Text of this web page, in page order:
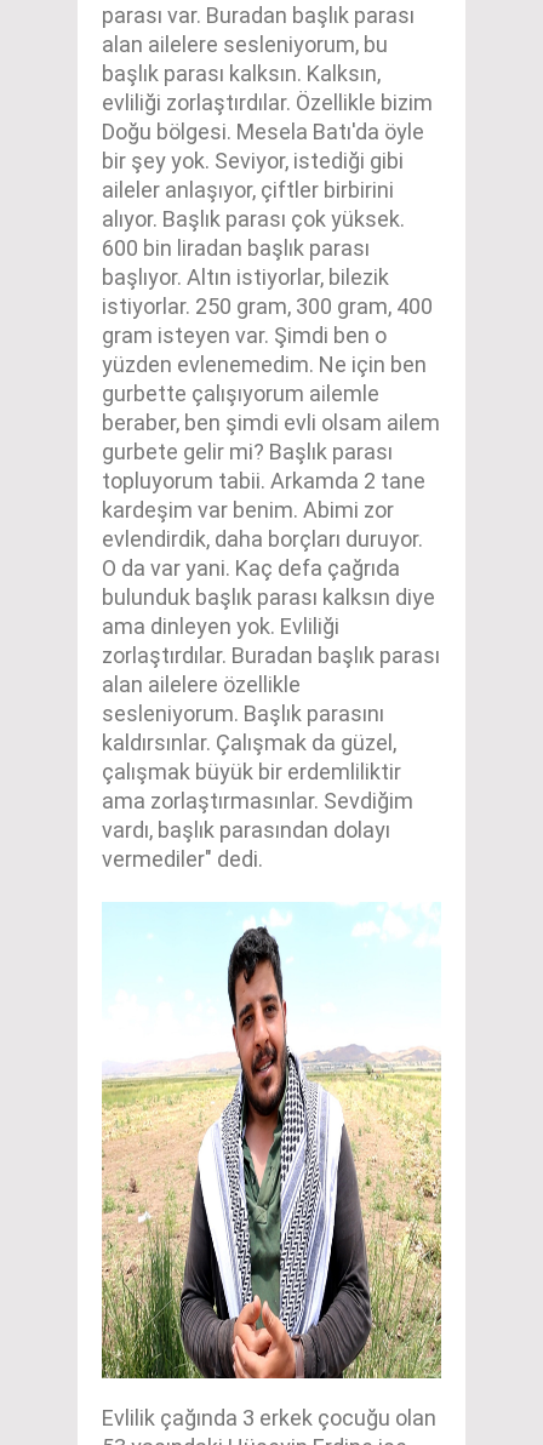
parası var. Buradan başlık parası
alan ailelere sesleniyorum, bu
başlık parası kalksın. Kalksın,
evliliği zorlaştırdılar. Özellikle bizim
Doğu bölgesi. Mesela Batı'da öyle
bir şey yok. Seviyor, istediği gibi
aileler anlaşıyor, çiftler birbirini
alıyor. Başlık parası çok yüksek.
600 bin liradan başlık parası
başlıyor. Altın istiyorlar, bilezik
istiyorlar. 250 gram, 300 gram, 400
gram isteyen var. Şimdi ben o
yüzden evlenemedim. Ne için ben
gurbette çalışıyorum ailemle
beraber, ben şimdi evli olsam ailem
gurbete gelir mi? Başlık parası
topluyorum tabii. Arkamda 2 tane
kardeşim var benim. Abimi zor
evlendirdik, daha borçları duruyor.
O da var yani. Kaç defa çağrıda
bulunduk başlık parası kalksın diye
ama dinleyen yok. Evliliği
zorlaştırdılar. Buradan başlık parası
alan ailelere özellikle
sesleniyorum. Başlık parasını
kaldırsınlar. Çalışmak da güzel,
çalışmak büyük bir erdemliliktir
ama zorlaştırmasınlar. Sevdiğim
vardı, başlık parasından dolayı
vermediler" dedi.
Evlilik çağında 3 erkek çocuğu olan